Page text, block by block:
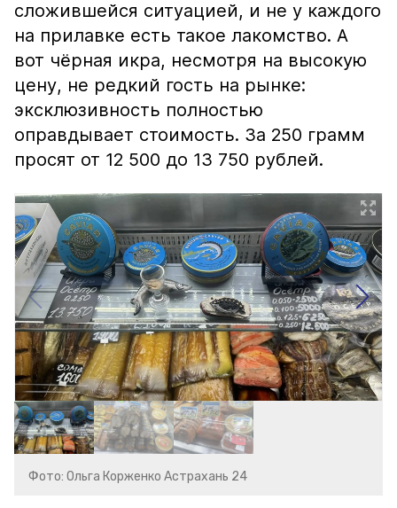
сложившейся ситуацией, и не у каждого
на прилавке есть такое лакомство. А
вот чёрная икра, несмотря на высокую
цену, не редкий гость на рынке:
эксклюзивность полностью
оправдывает стоимость. За 250 грамм
просят от 12 500 до 13 750 рублей.
Фото: Ольга Корженко Астрахань 24